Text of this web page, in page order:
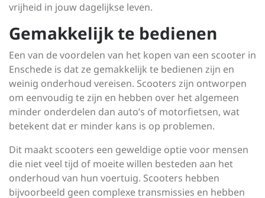
vrijheid in jouw dagelijkse leven.
Gemakkelijk te bedienen
Een van de voordelen van het kopen van een scooter in
Enschede is dat ze gemakkelijk te bedienen zijn en
weinig onderhoud vereisen. Scooters zijn ontworpen
om eenvoudig te zijn en hebben over het algemeen
minder onderdelen dan auto’s of motorfietsen, wat
betekent dat er minder kans is op problemen.
Dit maakt scooters een geweldige optie voor mensen
die niet veel tijd of moeite willen besteden aan het
onderhoud van hun voertuig. Scooters hebben
bijvoorbeeld geen complexe transmissies en hebben